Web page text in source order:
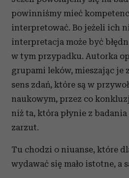
powinniśmy mieć
interpretować. Bo jeżeli ich
interpretacja może być
w tym przypadku. Autorka
grupami leków, mieszając je
sens zdań, które są w
naukowym, przez co
niż ta, która płynie z
zarzut.
Tu chodzi o niuanse, które
wydawać się mało istotne, a